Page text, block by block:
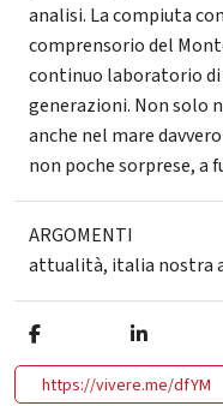
analisi. La compiuta
comprensorio del
continuo laboratorio
generazioni. Non solo
anche nel mare
non poche sorprese, a
ARGOMENTI
attualità, italia nostra
https://vivere.me/dfYM